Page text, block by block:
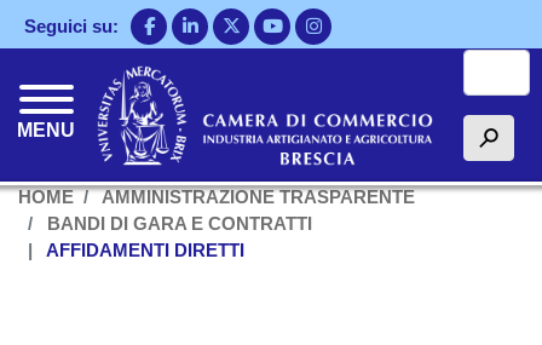
Salta
al
Seguici su:
MENU h
HOME
AMMINISTRAZIONE TRASPARENTE
BANDI DI GARA E CONTRATTI
AFFIDAMENTI DIRETTI